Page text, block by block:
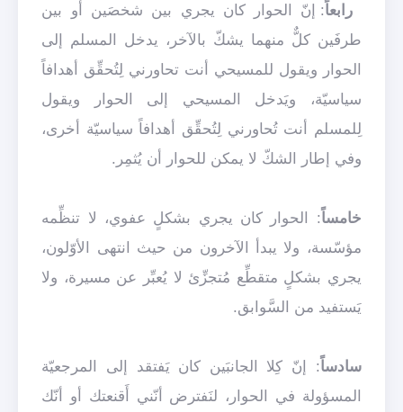
رابعاً: إنّ الحوار كان يجري بين شخصَين أو بين
طرفَين كلٌّ منهما يشكّ بالآخر، يدخل المسلم إلى
الحوار ويقول للمسيحي أنت تحاورني لِتُحقِّق أهدافاً
سياسيّة، ويَدخل المسيحي إلى الحوار ويقول
لِلمسلم أنت تُحاورني لِتُحقِّق أهدافاً سياسيّة أخرى،
وفي إطار الشكّ لا يمكن للحوار أن يُثمِر.
خامساً: الحوار كان يجري بشكلٍ عفوي، لا تنظِّمه
مؤسّسة، ولا يبدأ الآخرون من حيث انتهى الأوّلون،
يجري بشكلٍ متقطِّع مُتجزِّئ لا يُعبِّر عن مسيرة، ولا
يَستفيد من السَّوابق.
سادساً: إنّ كِلا الجانبَين كان يَفتقد إلى المرجعيّة
المسؤولة في الحوار، لنَفترض أنّني أَقنعتك أو أنّك